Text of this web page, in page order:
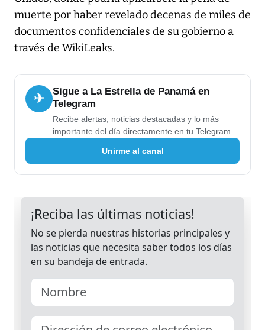
muerte por haber revelado decenas de miles de
documentos confidenciales de su gobierno a
través de WikiLeaks.
✈
Sigue a La Estrella de Panamá en
Telegram
Recibe alertas, noticias destacadas y lo más
importante del día directamente en tu Telegram.
Unirme al canal